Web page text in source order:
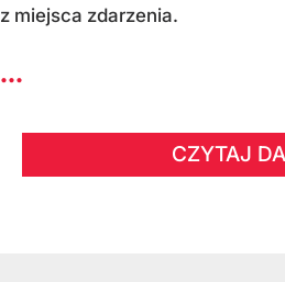
z miejsca zdarzenia.
...
CZYTAJ